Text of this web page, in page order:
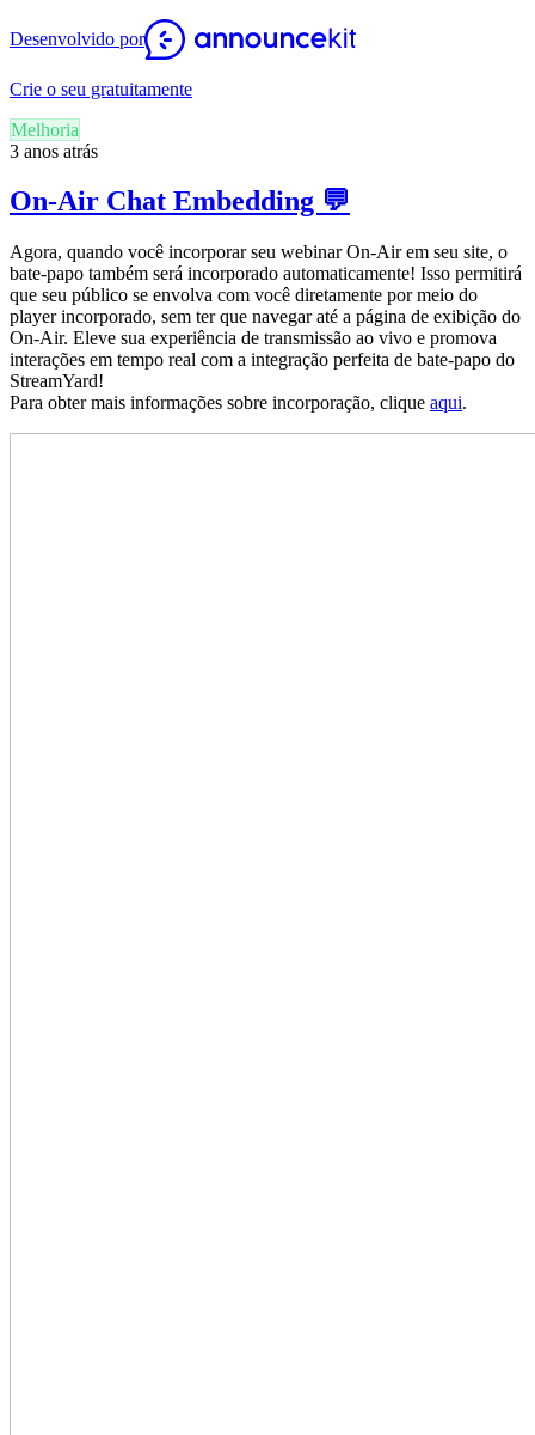
Desenvolvido por
Crie o seu gratuitamente
Melhoria
3 anos atrás
On-Air Chat Embedding 💬
Agora, quando você incorporar seu webinar On-Air em seu site, o
bate-papo também será incorporado automaticamente! Isso permitirá
que seu público se envolva com você diretamente por meio do
player incorporado, sem ter que navegar até a página de exibição do
On-Air. Eleve sua experiência de transmissão ao vivo e promova
interações em tempo real com a integração perfeita de bate-papo do
StreamYard!
Para obter mais informações sobre incorporação, clique aqui.